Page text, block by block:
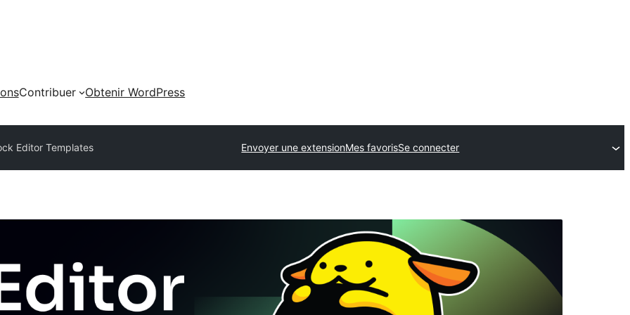
Contribuer
Obtenir WordPress
Editor Templates Envoyer une extensionMes favorisSe connecter